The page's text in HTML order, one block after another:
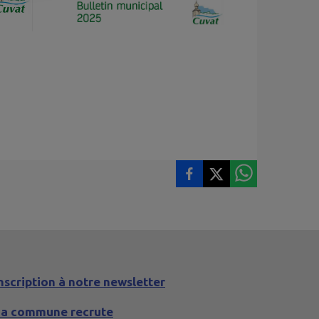
à notre newsletter
commune recrute